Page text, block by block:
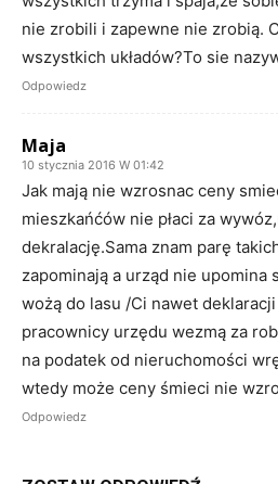
nie zrobili i zapewne nie zrobią.
wszystkich układów?To sie
Odpowiedz
Maja
10 stycznia 2016 W 01:42
Jak mają nie wzrosnac ceny
mieszkańćów nie płaci za
dekralację.Sama znam parę
zapominają a urząd nie upomina
wożą do lasu /Ci nawet
pracownicy urzędu wezmą za
na podatek od nieruchomości
wtedy może ceny śmieci nie
Odpowiedz